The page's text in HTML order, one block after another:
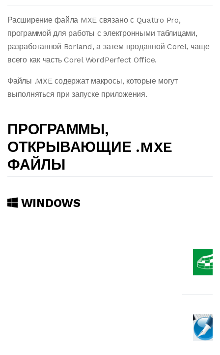
Расширение файла MXE связано с Quattro Pro,
программой для работы с электронными таблицами,
разработанной Borland, а затем проданной Corel, чаще
всего как часть Corel WordPerfect Office.
Файлы .MXE содержат макросы, которые могут
выполняться при запуске приложения.
ПРОГРАММЫ,
ОТКРЫВАЮЩИЕ .MXE
ФАЙЛЫ
WINDOWS